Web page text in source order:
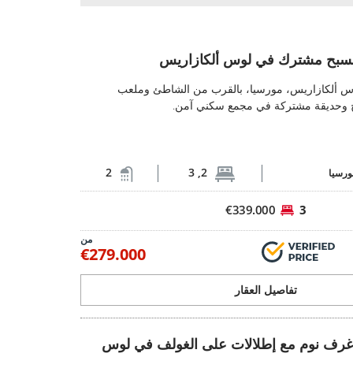
في لوس ألكازاريس 2
مشترك في لوس ألكازاريس
ألكازاريس، مورسيا، بالقرب من الشاطئ وملعب
وحديقة مشتركة في مجمع سكني آمن.
2, 3
2
3
€339.000
من
€279.000
تفاصيل العقار
شقق غرفتين و3 غرف نوم مع إطلالات على الغولف في لوس ألكازاريس 1
غرفتين و3 غرف نوم مع إطلالات على الغولف في لوس